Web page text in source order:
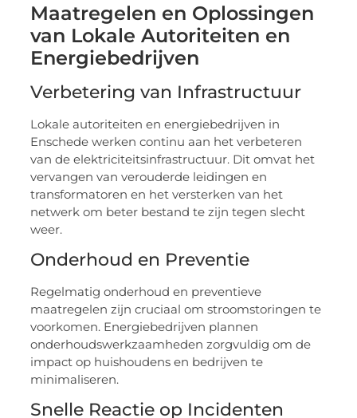
Maatregelen en Oplossingen
van Lokale Autoriteiten en
Energiebedrijven
Verbetering van Infrastructuur
Lokale autoriteiten en energiebedrijven in
Enschede werken continu aan het verbeteren
van de elektriciteitsinfrastructuur. Dit omvat het
vervangen van verouderde leidingen en
transformatoren en het versterken van het
netwerk om beter bestand te zijn tegen slecht
weer.
Onderhoud en Preventie
Regelmatig onderhoud en preventieve
maatregelen zijn cruciaal om stroomstoringen te
voorkomen. Energiebedrijven plannen
onderhoudswerkzaamheden zorgvuldig om de
impact op huishoudens en bedrijven te
minimaliseren.
Snelle Reactie op Incidenten